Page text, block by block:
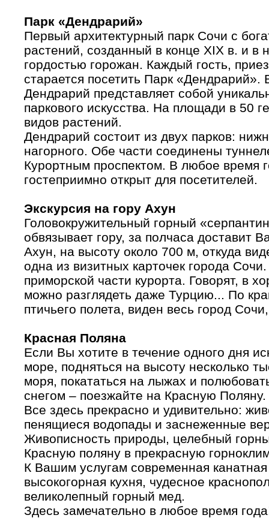
Парк «Дендрарий»
Первый архитектурный парк Сочи с
растений, созданный в конце XIX в. и в
гордостью горожан. Каждый гость,
старается посетить Парк
Дендрарий представляет собой
паркового искусства. На площади в 50
видов растений.
Дендрарий состоит из двух парков:
нагорного. Обе части соединены
Курортным проспектом. В любое время
гостеприимно открыт для посетителей.
Экскурсия на гору Ахун
Головокружительный горный
обвязывает гору, за полчаса доставит
Ахун, на высоту около 700 м, откуда
одна из визитных карточек города
приморской части курорта. Говорят, в
можно разглядеть даже Турцию... По
птичьего полета, виден весь город
Красная Поляна
Если Вы хотите в течение одного дня
море, подняться на высоту несколько
моря, покататься на лыжах и
снегом – поезжайте на Красную Поляну.
Все здесь прекрасно и удивительно:
пенящиеся водопады и заснеженные
Живописность природы, целебный
Красную поляну в прекрасную
К Вашим услугам современная
высокогорная кухня, чудесное
великолепный горный мед.
Здесь замечательно в любое время